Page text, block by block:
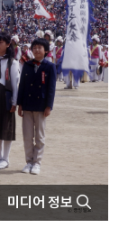
미디어 정보